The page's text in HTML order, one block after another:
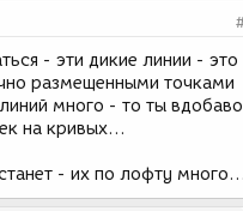
- эти дикие линии - это
размещенными точками
много - то ты
на кривых...
- их по лофту